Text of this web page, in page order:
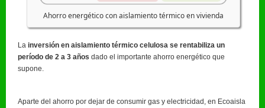
Ahorro energético con aislamiento térmico en vivienda
La inversión en aislamiento térmico celulosa se rentabiliza un
período de 2 a 3 años dado el importante ahorro energético que
supone.
Aparte del ahorro por dejar de consumir gas y electricidad, en Ecoaisla